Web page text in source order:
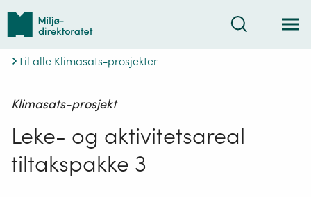
Tilbake
forsiden
Søk
Til alle Klimasats-prosjekter
Klimasats-prosjekt
Leke- og aktivitetsareal
tiltakspakke 3